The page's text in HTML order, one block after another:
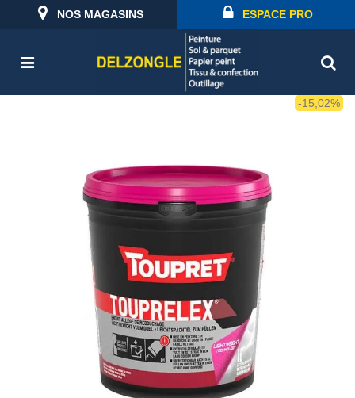
NOS MAGASINS ESPACE PRO
-15,02%